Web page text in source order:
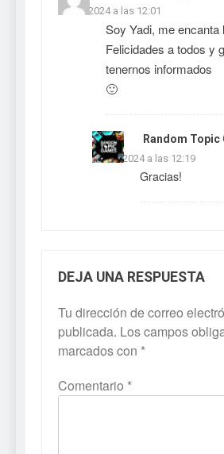
12/01/2024 a las 12:01
Soy Yadi, me encanta
Felicidades a todos y
tenernos informados
🙂
Random Topic
12/01/2024 a las 12:19
Gracias!
DEJA UNA RESPUESTA
Tu dirección de correo
publicada. Los campos
marcados con *
Comentario *